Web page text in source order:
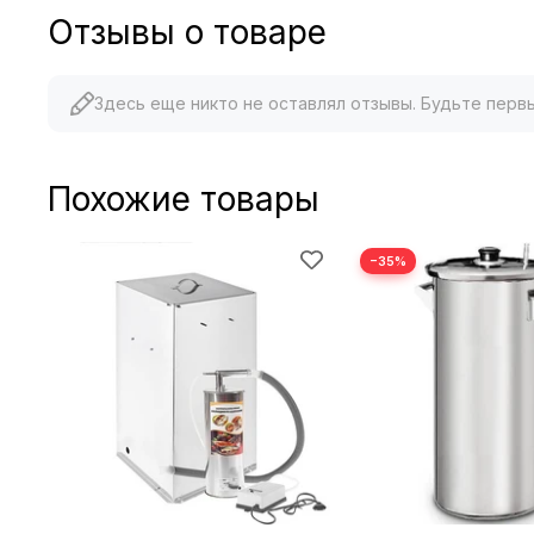
Отзывы о товаре
Здесь еще никто не оставлял отзывы. Будьте
Похожие товары
−35%